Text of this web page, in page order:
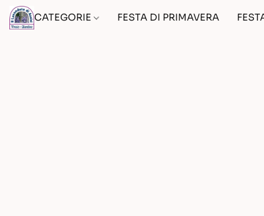
CATEGORIE FESTA DI PRIMAVERA